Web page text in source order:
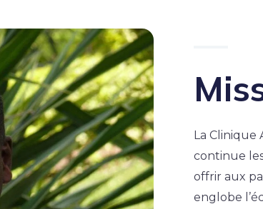
La Clinique
continue
offrir aux
englobe